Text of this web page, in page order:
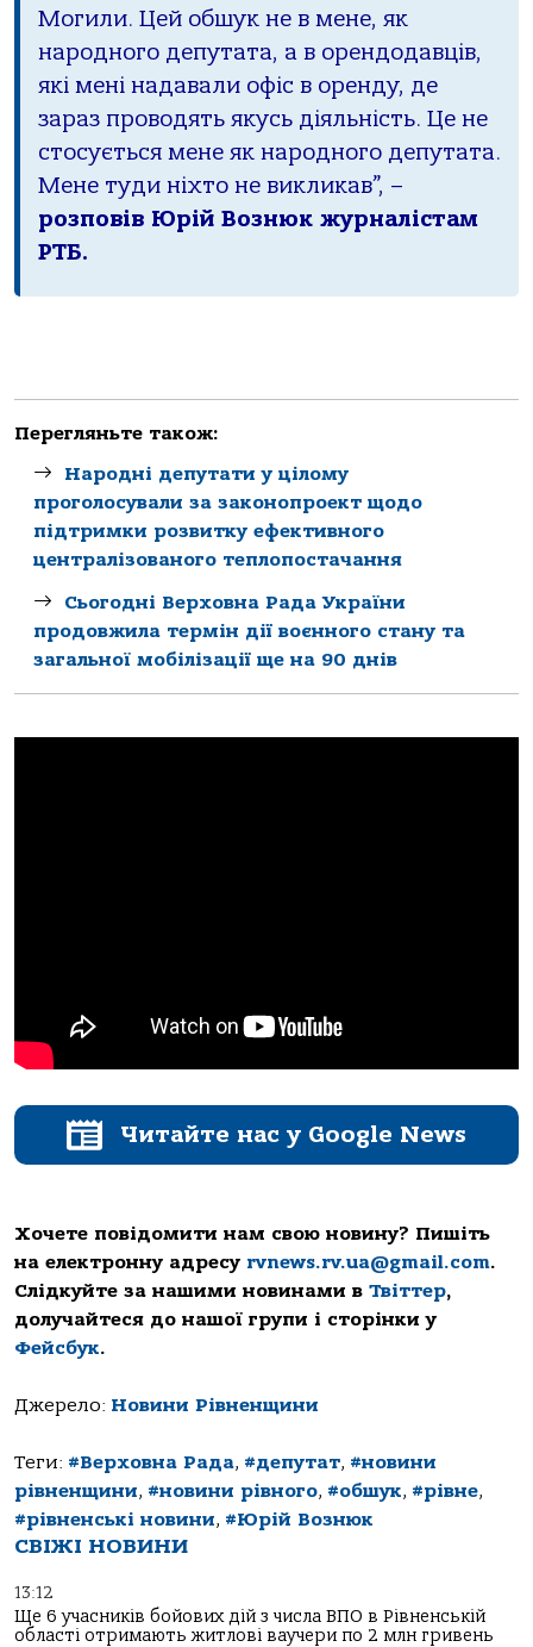
Могили. Цей обшук не в мене, як
народного депутата, а в орендодавців,
які мені надавали офіс в оренду, де
зараз проводять якусь діяльність. Це не
стосується мене як народного депутата.
Мене туди ніхто не викликав”, –
розповів Юрій Вознюк журналістам
РТБ.
Перегляньте також:
Народні депутати у цілому
проголосували за законопроект щодо
підтримки розвитку ефективного
централізованого теплопостачання
Сьогодні Верховна Рада України
продовжила термін дії воєнного стану та
загальної мобілізації ще на 90 днів
Читайте нас у Google News
Хочете повідомити нам свою новину? Пишіть
на електронну адресу rvnews.rv.ua@gmail.com.
Слідкуйте за нашими новинами в Твіттер,
долучайтеся до нашої групи і сторінки у
Фейсбук.
Джерело: Новини Рівненщини
Теги: #Верховна Рада, #депутат, #новини
рівненщини, #новини рівного, #обшук, #рівне,
#рівненські новини, #Юрій Вознюк
СВІЖІ НОВИНИ
13:12
Ще 6 учасників бойових дій з числа ВПО в Рівненській
області отримають житлові ваучери по 2 млн гривень